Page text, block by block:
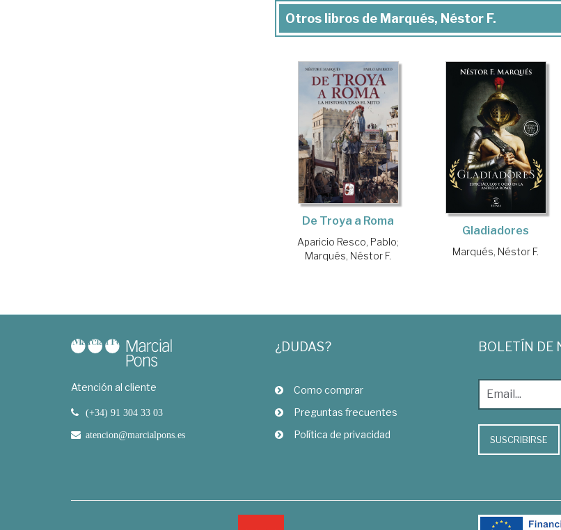
Otros libros de Marqués, Néstor F.
De Troya a Roma
Aparicio Resco, Pablo;
Marqués, Néstor F.
Gladiadores
Marqués, Néstor F.
Atención al cliente
(+34) 91 304 33 03
atencion@marcialpons.es
¿DUDAS?
Como comprar
Preguntas frecuentes
Política de privacidad
BOLETÍN DE
SUSCRIBIRSE